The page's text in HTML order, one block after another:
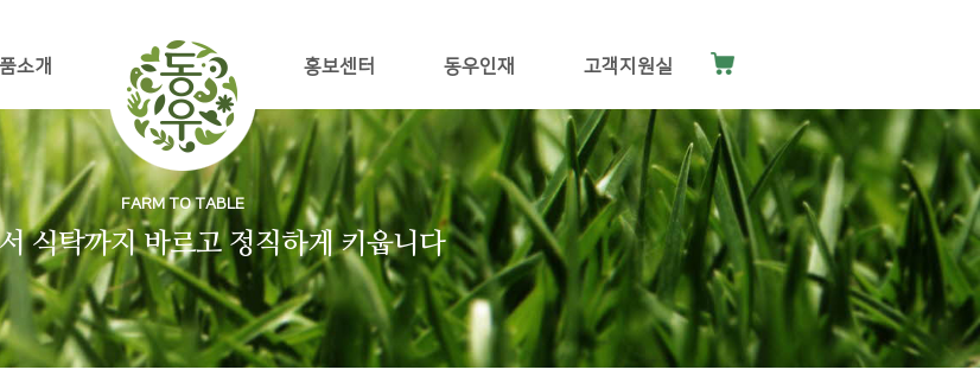
소개 홍보센터 동우인재 고객지원실
FARM TO TABLE
식탁까지 바르고 정직하게 키웁니다